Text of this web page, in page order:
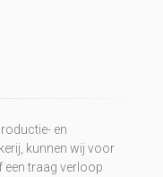
en
kunnen wij voor
een traag verloop